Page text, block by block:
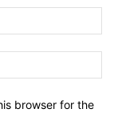
browser for the